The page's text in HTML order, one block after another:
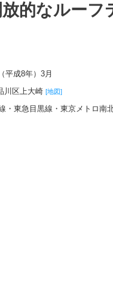
的なルーフ
平成8年）3月
川区上大崎 [地図]
・東急目黒線・東京メトロ南